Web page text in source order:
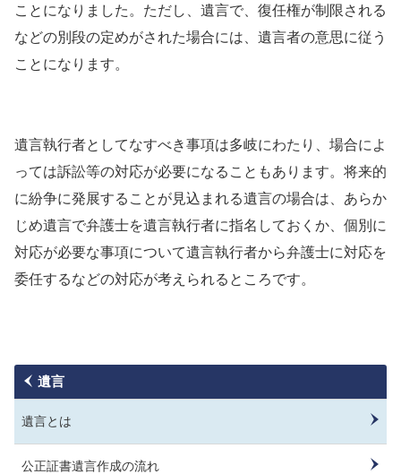
ことになりました。ただし、遺言で、復任権が制限される
などの別段の定めがされた場合には、遺言者の意思に従う
ことになります。
遺言執行者としてなすべき事項は多岐にわたり、場合によ
っては訴訟等の対応が必要になることもあります。将来的
に紛争に発展することが見込まれる遺言の場合は、あらか
じめ遺言で弁護士を遺言執行者に指名しておくか、個別に
対応が必要な事項について遺言執行者から弁護士に対応を
委任するなどの対応が考えられるところです。
遺言
遺言とは
公正証書遺言作成の流れ